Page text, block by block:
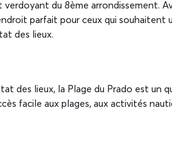
du 8ème arrondissement.
parfait pour ceux qui souhaitent
des lieux.
des lieux, la Plage du Prado est un
facile aux plages, aux activités